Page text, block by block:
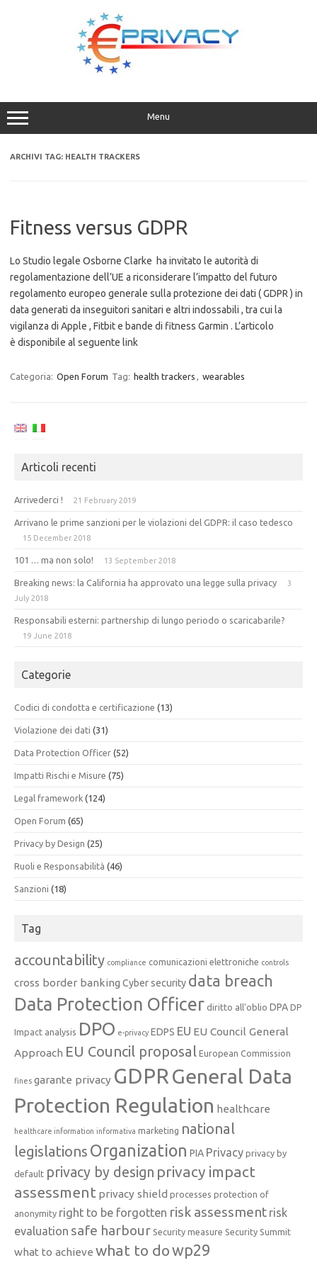
Menu
ARCHIVI TAG: HEALTH TRACKERS
Fitness versus GDPR
Lo Studio legale Osborne Clarke ha invitato le autorità di
regolamentazione dell’UE a riconsiderare l’impatto del futuro
regolamento europeo generale sulla protezione dei dati ( GDPR ) in
data generati da inseguitori sanitari e altri indossabili , tra cui la
vigilanza di Apple , Fitbit e bande di fitness Garmin . L’articolo
è disponibile al seguente link
Categoria: Open Forum Tag: health trackers , wearables
Articoli recenti
Arrivederci ! 21 February 2019
Arrivano le prime sanzioni per le violazioni del GDPR: il caso tedesco
15 December 2018
101 … ma non solo! 13 September 2018
Breaking news: la California ha approvato una legge sulla privacy
3
July 2018
Responsabili esterni: partnership di lungo periodo o scaricabarile?
19 June 2018
Categorie
Codici di condotta e certificazione (13)
Violazione dei dati (31)
Data Protection Officer (52)
Impatti Rischi e Misure (75)
Legal framework (124)
Open Forum (65)
Privacy by Design (25)
Ruoli e Responsabilità (46)
Sanzioni (18)
Tag
accountability compliance comunicazioni elettroniche controls
cross border banking Cyber security data breach
Data Protection Officer diritto all'oblio DPA DP
Impact analysis DPO e-privacy EDPS EU EU Council General
Approach EU Council proposal European Commission
fines garante privacy GDPRGeneral Data
Protection Regulation healthcare
healthcare information informativa marketing national
legislations Organization PIA Privacy privacy by
default privacy by design privacy impact
assessment privacy shield processes protection of
anonymity right to be forgotten risk assessment risk
evaluation safe harbour Security measure Security Summit
what to achieve what to dowp29